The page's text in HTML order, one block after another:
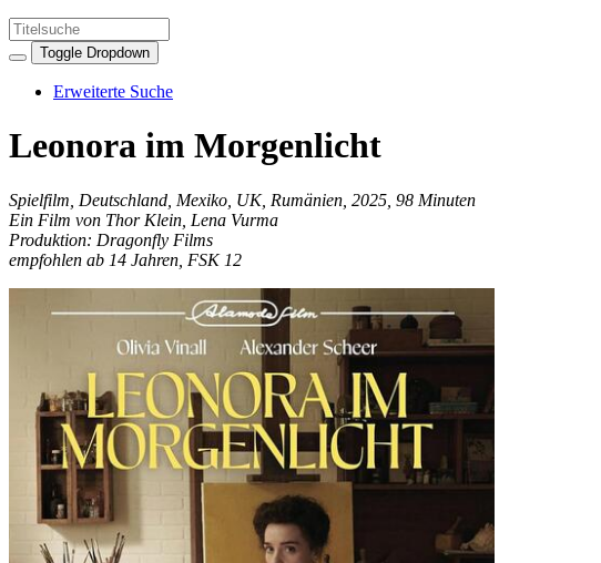
Toggle Dropdown
Erweiterte Suche
Leonora im Morgenlicht
Spielfilm, Deutschland, Mexiko, UK, Rumänien, 2025, 98 Minuten
Ein Film von Thor Klein, Lena Vurma
Produktion: Dragonfly Films
empfohlen ab 14 Jahren, FSK 12